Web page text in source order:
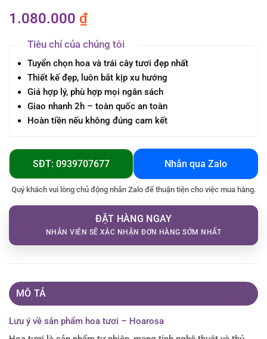
1.080.000 ₫
Tiêu chí của chúng tôi
Tuyển chọn hoa và trái cây tươi đẹp nhất
Thiết kế đẹp, luôn bắt kịp xu hướng
Giá hợp lý, phù hợp mọi ngân sách
Giao nhanh 2h – toàn quốc an toàn
Hoàn tiền nếu không đúng cam kết
SĐT: 0939707677 Nhắn qua Zalo
Quý khách vui lòng chủ động nhắn Zalo để thuận tiện cho việc mua hàng.
ĐẶT HÀNG NGAY
NHÂN VIÊN SẼ XÁC NHẬN ĐƠN HÀNG SỚM NHẤT
MÔ TẢ
Lưu ý về sản phẩm hoa tươi – Hoarosa